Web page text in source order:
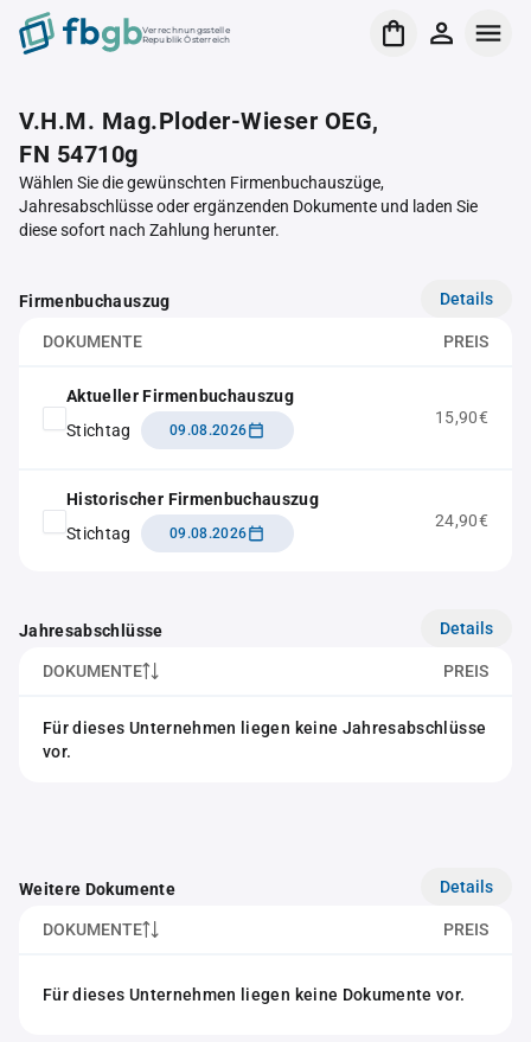
Verrechnungsstelle
Republik Österreich
V.H.M. Mag.Ploder-Wieser OEG,
FN 54710g
Wählen Sie die gewünschten Firmenbuchauszüge,
Jahresabschlüsse oder ergänzenden Dokumente und laden Sie
diese sofort nach Zahlung herunter.
Firmenbuchauszug Details
DOKUMENTE PREIS
Aktueller Firmenbuchauszug
Stichtag
09.08.2026
15,90€
Historischer Firmenbuchauszug
Stichtag
09.08.2026
24,90€
Jahresabschlüsse Details
DOKUMENTE PREIS
Für dieses Unternehmen liegen keine Jahresabschlüsse
vor.
Weitere Dokumente Details
DOKUMENTE PREIS
Für dieses Unternehmen liegen keine Dokumente vor.